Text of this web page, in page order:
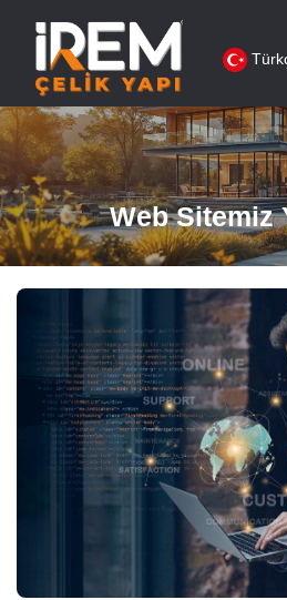
Web Sitemiz